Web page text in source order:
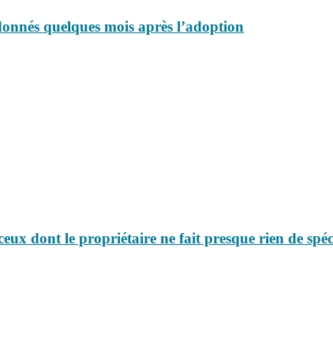
quelques mois après l’adoption
dont le propriétaire ne fait presque rien de